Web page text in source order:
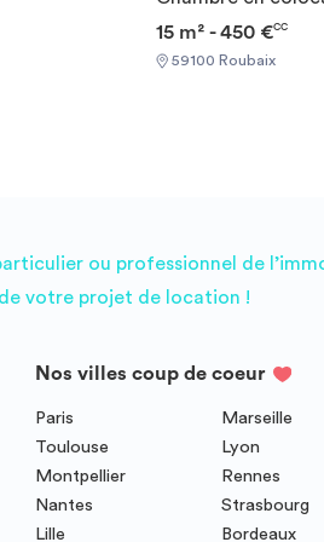
Paris Île-
de
15 m² - 450 €CC
59100 Roubaix
ou professionnel de
votre projet de location !
Nos villes coup de coeur
Paris
Marseille
Toulouse
Lyon
Montpellier
Rennes
Nantes
Strasbourg
Lille
Bordeaux